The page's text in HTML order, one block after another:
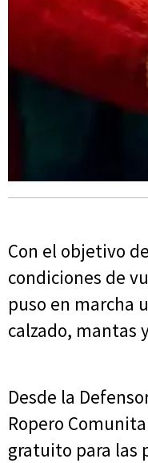
Con el objetivo
condiciones de
puso en marcha
calzado, mantas
Desde la
Ropero
gratuito para las